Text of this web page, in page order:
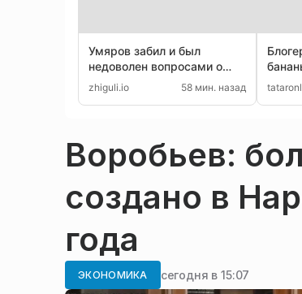
Умяров забил и был
недоволен вопросами о
Соболеве
zhiguli.io 58 мин. назад
Воробьев:
создано в
года
ЭКОНОМИКА сегодня в 15:07